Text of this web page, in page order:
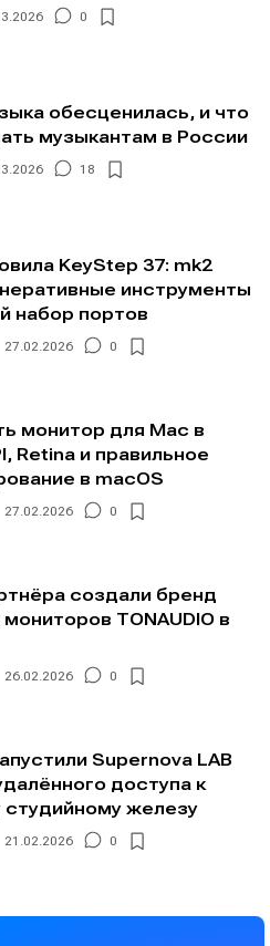
0
обесценилась, и что
музыкантам в России
18
KeyStep 37: mk2
инструменты
набор портов
27.02.2026 0
монитор для Mac в
Retina и правильное
в macOS
27.02.2026 0
создали бренд
TONAUDIO в
26.02.2026 0
Supernova LAB
доступа к
студийному железу
21.02.2026 0